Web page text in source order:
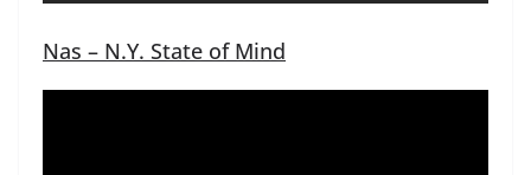
Nas – N.Y. State of Mind